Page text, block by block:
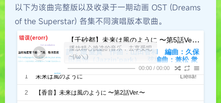
以下为该曲完整版以及收录于一期动画 OST (Dreams
of the Superstar) 各集不同演唱版本歌曲。
【千砂都】未来は風のように 〜第5話Ver.〜
詞：畑 亜貴 作曲：山田智和 編曲：久保
田真悟（Jazzin’park） 弦編曲：兼松 衆
翻译：五十岚若叶（No.10字幕组）
未来は風のように【未来就像风一样】
何が待ち受けてるか【等待着我们的是什么】
00:00 / 00:00
播放精心挑选的音乐，去享受吧
~(/ω＼)
1 未来は風のように Liella!
2 【香音】未来は風のように 〜第2話Ver.〜